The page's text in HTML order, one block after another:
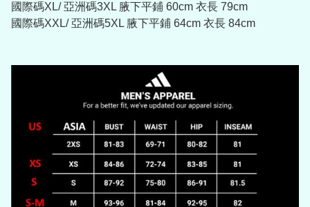
國際碼XL/ 亞洲碼3XL 腋下平鋪 60cm 衣長 79cm
國際碼XXL/ 亞洲碼5XL 腋下平鋪 64cm 衣長 84cm